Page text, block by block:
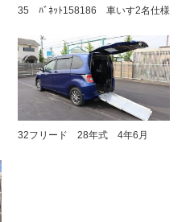
35 ﾊﾞﾈｯﾄ158186 車いす2名仕様
32フリード 28年式 4年6月